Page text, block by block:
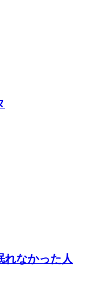
れなかった人